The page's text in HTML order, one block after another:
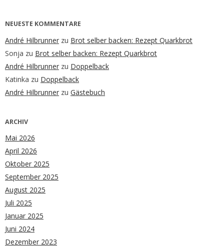
NEUESTE KOMMENTARE
André Hilbrunner zu Brot selber backen: Rezept Quarkbrot
Sonja zu Brot selber backen: Rezept Quarkbrot
André Hilbrunner zu Doppelback
Katinka zu Doppelback
André Hilbrunner zu Gästebuch
ARCHIV
Mai 2026
April 2026
Oktober 2025
September 2025
August 2025
Juli 2025
Januar 2025
Juni 2024
Dezember 2023